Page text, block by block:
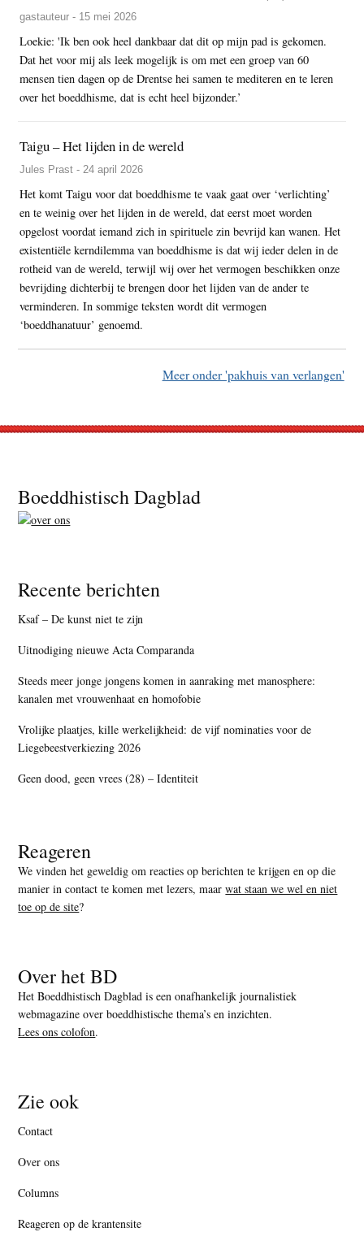
gastauteur - 15 mei 2026
Loekie: 'Ik ben ook heel dankbaar dat dit op mijn pad is gekomen.
Dat het voor mij als leek mogelijk is om met een groep van 60
mensen tien dagen op de Drentse hei samen te mediteren en te leren
over het boeddhisme, dat is echt heel bijzonder.’
Taigu – Het lijden in de wereld
Jules Prast - 24 april 2026
Het komt Taigu voor dat boeddhisme te vaak gaat over ‘verlichting’
en te weinig over het lijden in de wereld, dat eerst moet worden
opgelost voordat iemand zich in spirituele zin bevrijd kan wanen. Het
existentiële kerndilemma van boeddhisme is dat wij ieder delen in de
rotheid van de wereld, terwijl wij over het vermogen beschikken onze
bevrijding dichterbij te brengen door het lijden van de ander te
verminderen. In sommige teksten wordt dit vermogen
‘boeddhanatuur’ genoemd.
Meer onder 'pakhuis van verlangen'
Footer
Boeddhistisch Dagblad
Recente berichten
Ksaf – De kunst niet te zijn
Uitnodiging nieuwe Acta Comparanda
Steeds meer jonge jongens komen in aanraking met manosphere:
kanalen met vrouwenhaat en homofobie
Vrolijke plaatjes, kille werkelijkheid: de vijf nominaties voor de
Liegebeestverkiezing 2026
Geen dood, geen vrees (28) – Identiteit
Reageren
We vinden het geweldig om reacties op berichten te krijgen en op die
manier in contact te komen met lezers, maarwat staan we wel en niet
toe op de site?
Over het BD
Het Boeddhistisch Dagblad is een onafhankelijk journalistiek
webmagazine over boeddhistische thema’s en inzichten.
Lees ons colofon.
Zie ook
Contact
Over ons
Columns
Reageren op de krantensite